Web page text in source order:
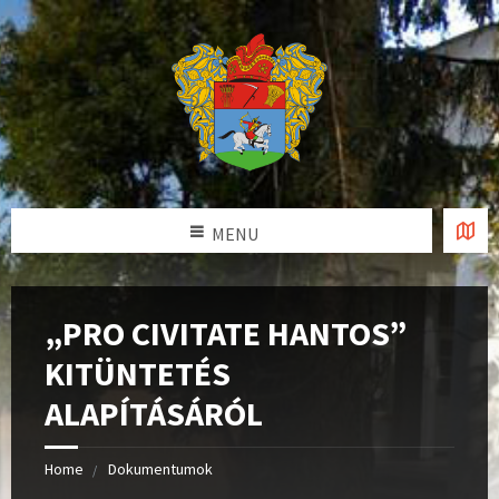
MENU
„PRO CIVITATE HANTOS”
KITÜNTETÉS
ALAPÍTÁSÁRÓL
Home Dokumentumok